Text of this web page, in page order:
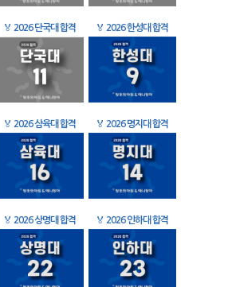
🏅 2026 단국대 합격 🏅 2026 한성대 합격
🏅 2026 삼육대 합격 🏅 2026 명지대 합격
🏅 2026 상명대 합격 🏅 2026 인하대 합격